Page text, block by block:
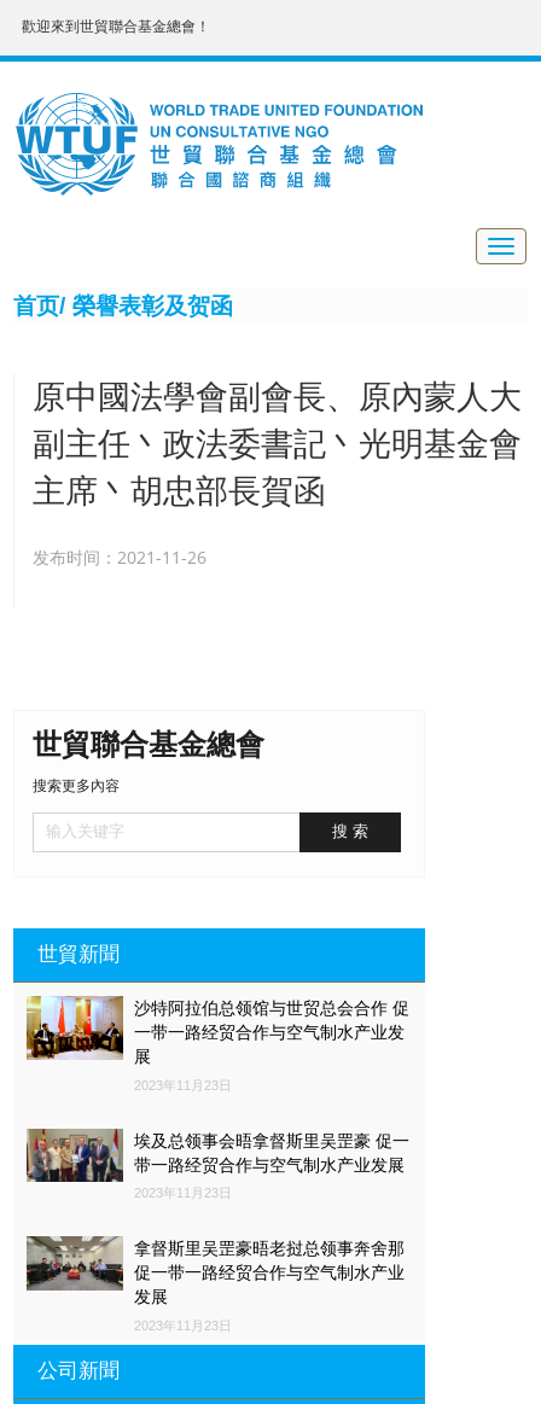
歡迎來到世貿聯合基金總會！
首页/ 榮譽表彰及贺函
原中國法學會副會長、原內蒙人大
副主任丶政法委書記丶光明基金會
主席丶胡忠部長賀函
发布时间：2021-11-26
世貿聯合基金總會
搜索更多內容
世貿新聞
沙特阿拉伯总领馆与世贸总会合作 促
一带一路经贸合作与空气制水产业发
展
2023年11月23日
埃及总领事会晤拿督斯里吴罡豪 促一
带一路经贸合作与空气制水产业发展
2023年11月23日
拿督斯里吴罡豪晤老挝总领事奔舍那
促一带一路经贸合作与空气制水产业
发展
2023年11月23日
公司新聞